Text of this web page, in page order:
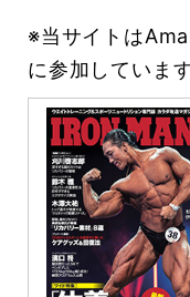
※当サイトは
に参加していま